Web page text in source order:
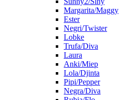
Margarita/Maggy
Ester
Negri/Twister
Lobke
Trufa/Diva
Laura
Anki/Miep
Lola/Djinta
Pipi/Pepper
Negra/Diva